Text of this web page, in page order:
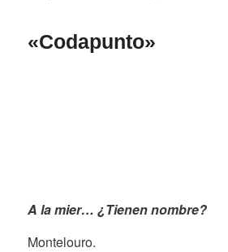
«Codapunto»
A la mier… ¿Tienen nombre?
Montelouro.